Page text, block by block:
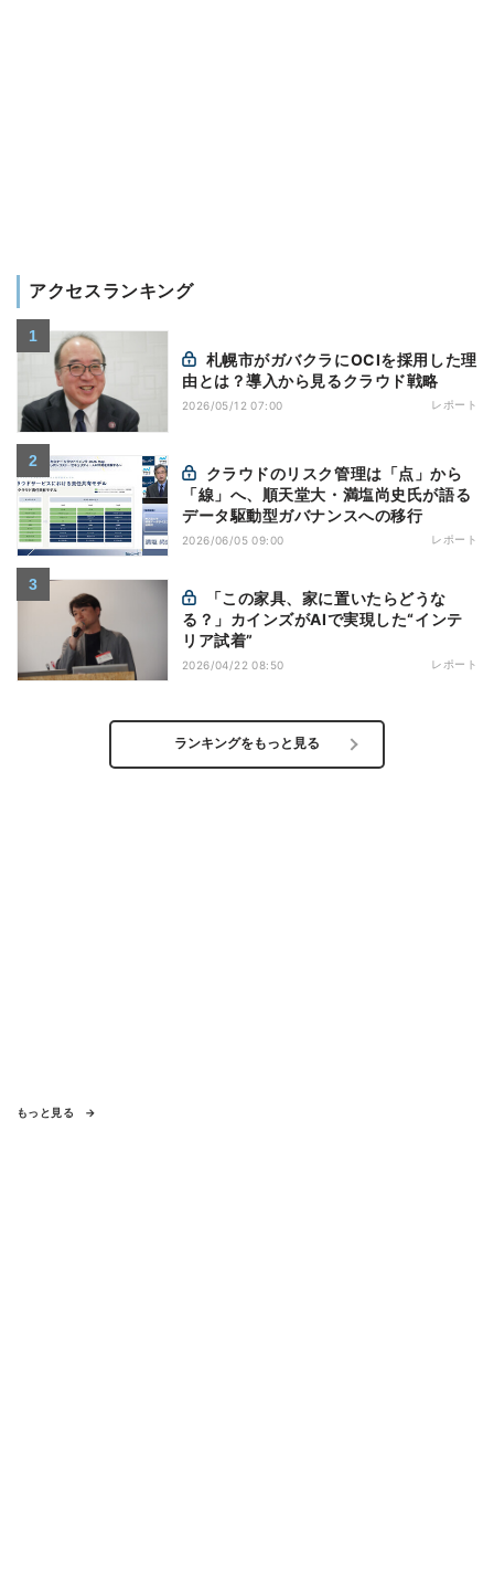
アクセスランキング
由とは？導入から見るクラウド戦略
2026/05/12 07:00 レポート
「線」へ、順天堂大・満塩尚史氏が語る
データ駆動型ガバナンスへの移行
2026/06/05 09:00 レポート
る？」カインズがAIで実現した“インテ
リア試着”
2026/04/22 08:50 レポート
ランキングをもっと見る
もっと見る